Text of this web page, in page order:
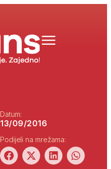
Datum:
13/09/2016
Podijeli na mrežama: